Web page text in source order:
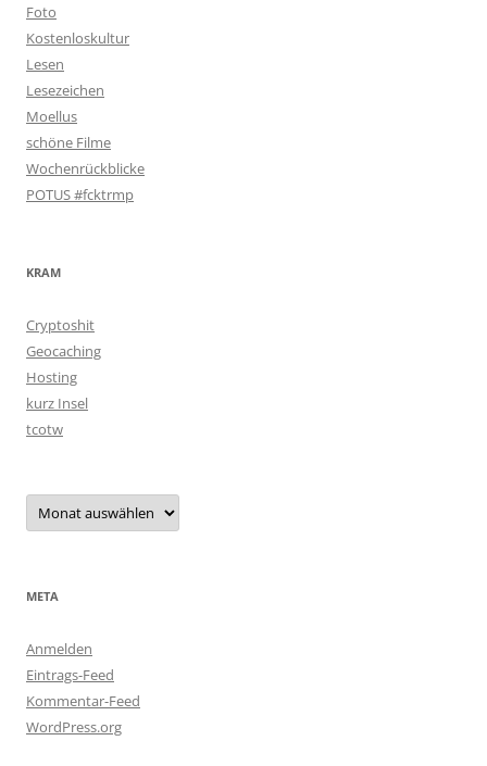
Foto
Kostenloskultur
Lesen
Lesezeichen
Moellus
schöne Filme
Wochenrückblicke
POTUS #fcktrmp
KRAM
Cryptoshit
Geocaching
Hosting
kurz Insel
tcotw
Archiv
META
Anmelden
Eintrags-Feed
Kommentar-Feed
WordPress.org